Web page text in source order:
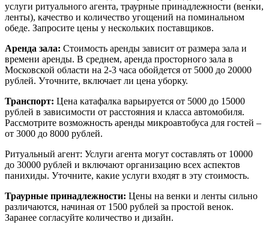
услуги ритуального агента, траурные принадлежности (венки,
ленты), качество и количество угощений на поминальном
обеде. Запросите цены у нескольких поставщиков.
Аренда зала: Стоимость аренды зависит от размера зала и
времени аренды. В среднем, аренда просторного зала в
Московской области на 2-3 часа обойдется от 5000 до 20000
рублей. Уточните, включает ли цена уборку.
Транспорт: Цена катафалка варьируется от 5000 до 15000
рублей в зависимости от расстояния и класса автомобиля.
Рассмотрите возможность аренды микроавтобуса для гостей –
от 3000 до 8000 рублей.
Ритуальный агент: Услуги агента могут составлять от 10000
до 30000 рублей и включают организацию всех аспектов
панихиды. Уточните, какие услуги входят в эту стоимость.
Траурные принадлежности: Цены на венки и ленты сильно
различаются, начиная от 1500 рублей за простой венок.
Заранее согласуйте количество и дизайн.